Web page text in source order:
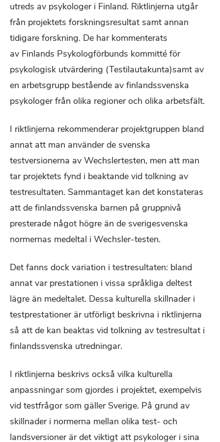
utreds av psykologer i Finland. Riktlinjerna utgår
från projektets forskningsresultat samt annan
tidigare forskning. De har kommenterats
av Finlands Psykologförbunds kommitté för
psykologisk utvärdering (Testilautakunta)samt av
en arbetsgrupp bestående av finlandssvenska
psykologer från olika regioner och olika arbetsfält.
I riktlinjerna rekommenderar projektgruppen bland
annat att man använder de svenska
testversionerna av Wechslertesten, men att man
tar projektets fynd i beaktande vid tolkning av
testresultaten. Sammantaget kan det konstateras
att de finlandssvenska barnen på gruppnivå
presterade något högre än de sverigesvenska
normernas medeltal i Wechsler-testen.
Det fanns dock variation i testresultaten: bland
annat var prestationen i vissa språkliga deltest
lägre än medeltalet. Dessa kulturella skillnader i
testprestationer är utförligt beskrivna i riktlinjerna
så att de kan beaktas vid tolkning av testresultat i
finlandssvenska utredningar.
I riktlinjerna beskrivs också vilka kulturella
anpassningar som gjordes i projektet, exempelvis
vid testfrågor som gäller Sverige. På grund av
skillnader i normerna mellan olika test- och
landsversioner är det viktigt att psykologer i sina